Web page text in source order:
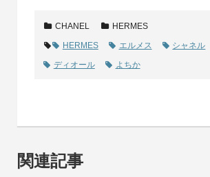
CHANEL
HERMES
HERMES
エルメス
シャネル
ディオール
よちか
関連記事